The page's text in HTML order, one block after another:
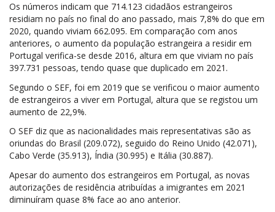
Os números indicam que 714.123 cidadãos estrangeiros
residiam no país no final do ano passado, mais 7,8% do que em
2020, quando viviam 662.095. Em comparação com anos
anteriores, o aumento da população estrangeira a residir em
Portugal verifica-se desde 2016, altura em que viviam no país
397.731 pessoas, tendo quase que duplicado em 2021.
Segundo o SEF, foi em 2019 que se verificou o maior aumento
de estrangeiros a viver em Portugal, altura que se registou um
aumento de 22,9%.
O SEF diz que as nacionalidades mais representativas são as
oriundas do Brasil (209.072), seguido do Reino Unido (42.071),
Cabo Verde (35.913), Índia (30.995) e Itália (30.887).
Apesar do aumento dos estrangeiros em Portugal, as novas
autorizações de residência atribuídas a imigrantes em 2021
diminuíram quase 8% face ao ano anterior.